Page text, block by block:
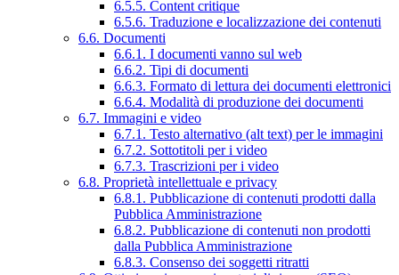
6.5.5. Content critique
6.5.6. Traduzione e localizzazione dei contenuti
6.6. Documenti
6.6.1. I documenti vanno sul web
6.6.2. Tipi di documenti
6.6.3. Formato di lettura dei documenti elettronici
6.6.4. Modalità di produzione dei documenti
6.7. Immagini e video
6.7.1. Testo alternativo (alt text) per le immagini
6.7.2. Sottotitoli per i video
6.7.3. Trascrizioni per i video
6.8. Proprietà intellettuale e privacy
6.8.1. Pubblicazione di contenuti prodotti dalla
Pubblica Amministrazione
6.8.2. Pubblicazione di contenuti non prodotti
dalla Pubblica Amministrazione
6.8.3. Consenso dei soggetti ritratti